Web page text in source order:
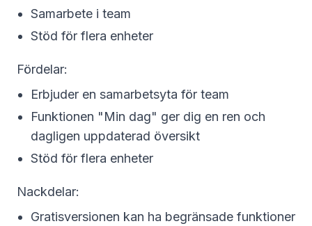
Samarbete i team
Stöd för flera enheter
Fördelar:
Erbjuder en samarbetsyta för team
Funktionen "Min dag" ger dig en ren och
dagligen uppdaterad översikt
Stöd för flera enheter
Nackdelar:
Gratisversionen kan ha begränsade funktioner